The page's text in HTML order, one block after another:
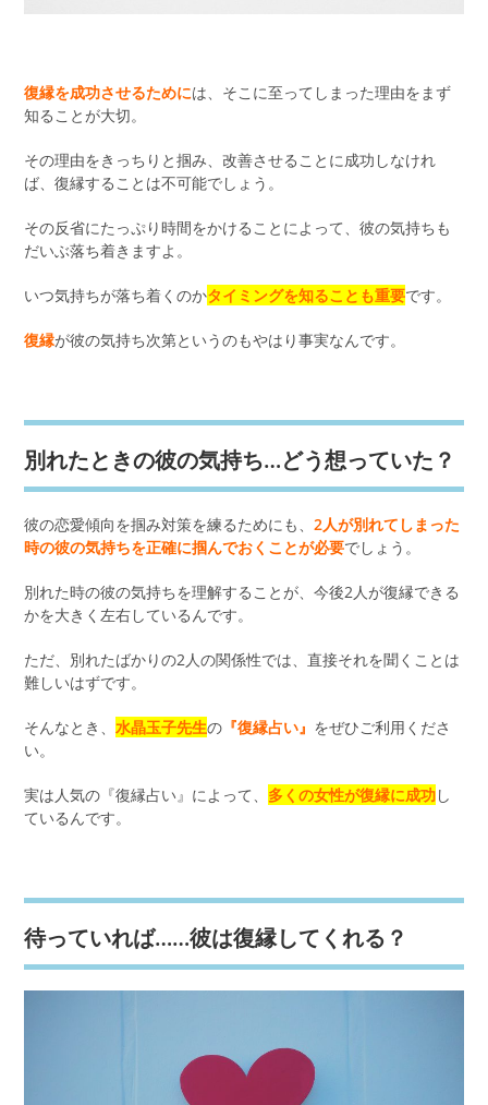
復縁を成功させるためには、そこに至ってしまった理由をまず
知ることが大切。
その理由をきっちりと掴み、改善させることに成功しなけれ
ば、復縁することは不可能でしょう。
その反省にたっぷり時間をかけることによって、彼の気持ちも
だいぶ落ち着きますよ。
いつ気持ちが落ち着くのかタイミングを知ることも重要です。
復縁が彼の気持ち次第というのもやはり事実なんです。
別れたときの彼の気持ち…どう想っていた？
彼の恋愛傾向を掴み対策を練るためにも、2人が別れてしまった
時の彼の気持ちを正確に掴んでおくことが必要でしょう。
別れた時の彼の気持ちを理解することが、今後2人が復縁できる
かを大きく左右しているんです。
ただ、別れたばかりの2人の関係性では、直接それを聞くことは
難しいはずです。
そんなとき、水晶玉子先生の 『復縁占い』 をぜひご利用くださ
い。
実は人気の『復縁占い』によって、 多くの女性が復縁に成功し
ているんです。
待っていれば……彼は復縁してくれる？